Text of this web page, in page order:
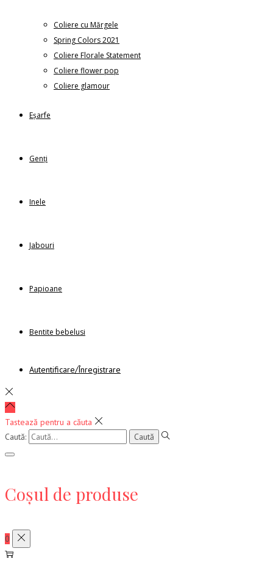
Coliere cu Mărgele
Spring Colors 2021
Coliere Florale Statement
Coliere flower pop
Coliere glamour
Eșarfe
Genți
Inele
Jabouri
Papioane
Bentite bebelusi
Autentificare/Înregistrare
Tastează pentru a căuta
Caută:
Coșul de produse
0